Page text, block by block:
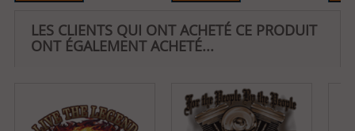
LES CLIENTS QUI ONT ACHETÉ CE PRODUIT
ONT ÉGALEMENT ACHETÉ...